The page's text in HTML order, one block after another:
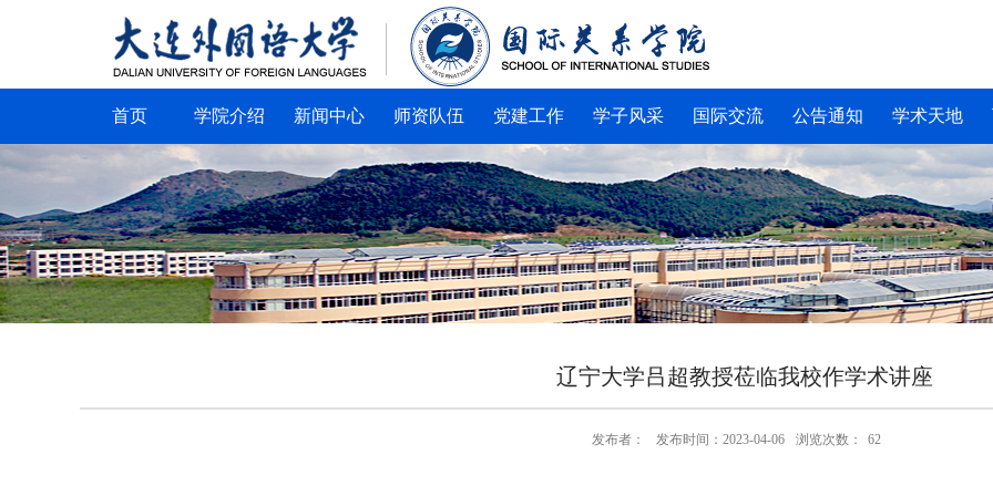
首页 学院介绍 新闻中心 师资队伍 党建工作 学子风采 国际交流 公告通知 学术天地
辽宁大学吕超教授莅临我校作学术讲座
发布者： 发布时间：2023-04-06 浏览次数： 62